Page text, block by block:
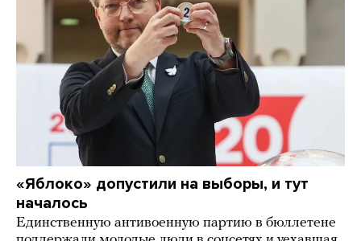
«Яблоко» допустили на выборы, и тут
началось
Единственную антивоенную партию в бюллетене